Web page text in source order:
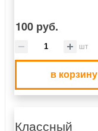
100 руб.
шт
в корзину
Классный